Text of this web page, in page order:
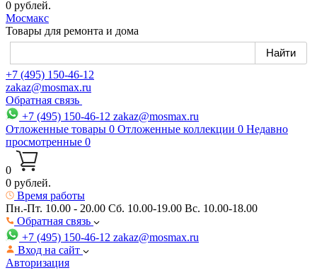
0 рублей.
Мосмакс
Товары для ремонта и дома
+7 (495) 150-46-12
zakaz@mosmax.ru
Обратная связь
+7 (495) 150-46-12 zakaz@mosmax.ru
Отложенные товары 0 Отложенные коллекции 0 Недавно
просмотренные 0
0
0 рублей.
Время работы
Пн.-Пт. 10.00 - 20.00 Сб. 10.00-19.00 Вс. 10.00-18.00
Обратная связь
+7 (495) 150-46-12 zakaz@mosmax.ru
Вход на сайт
Авторизация